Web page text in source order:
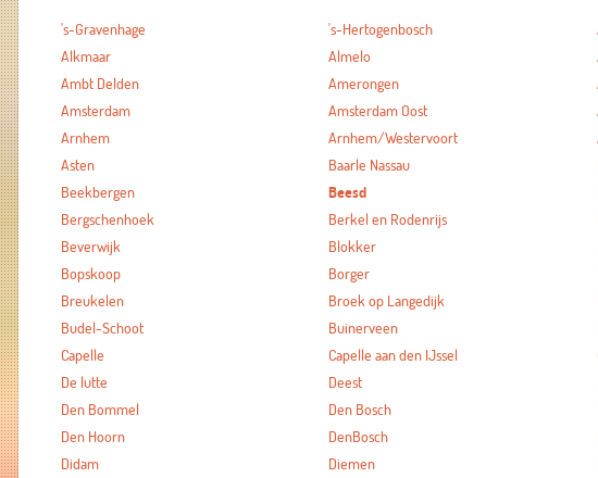
's-Gravenhage 's-Hertogenbosch
Alkmaar
Almelo
Ambt Delden
Amerongen
Amsterdam
Amsterdam Oost
Arnhem
Arnhem/Westervoort
Asten
Baarle Nassau
Beekbergen
Beesd
Bergschenhoek
Berkel en Rodenrijs
Beverwijk
Blokker
Bopskoop
Borger
Breukelen
Broek op Langedijk
Budel-Schoot
Buinerveen
Capelle
Capelle aan den IJssel
De lutte
Deest
Den Bommel
Den Bosch
Den Hoorn
DenBosch
Didam
Diemen